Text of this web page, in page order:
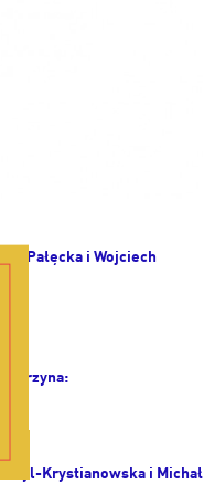
Pałęcka i Wojciech
Perzyna:
Ryl-Krystianowska i Michał